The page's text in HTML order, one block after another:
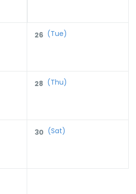
26 (Tue)
28 (Thu)
30 (Sat)